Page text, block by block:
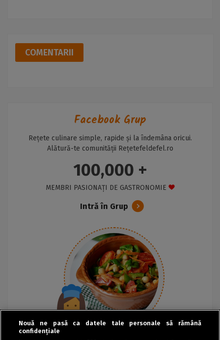
COMENTARII
Facebook Grup
Rețete culinare simple, rapide și la îndemâna oricui.
Alătură-te comunității Rețetefeldefel.ro
100,000 +
MEMBRI PASIONAȚI DE GASTRONOMIE
Intră în Grup
Nouă ne pasă ca datele tale personale să rămână
confidențiale